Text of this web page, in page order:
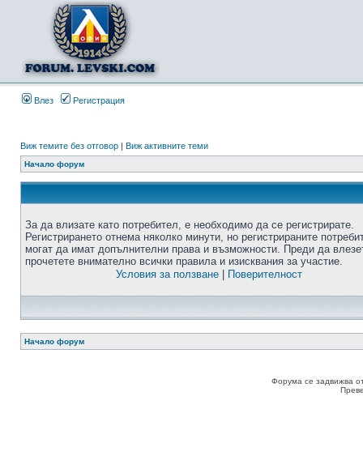
Влез Регистрация
Виж темите без отговор | Виж активните теми
Начало форум
За да влизате като потребител, е необходимо да се регистрирате.
Регистрирането отнема няколко минути, но регистрираните
могат да имат допълнителни права и възможности. Преди да
прочетете внимателно всички правила и изисквания за участие.
Условия за ползване| Поверителност
Начало форум
Форума се задвижва